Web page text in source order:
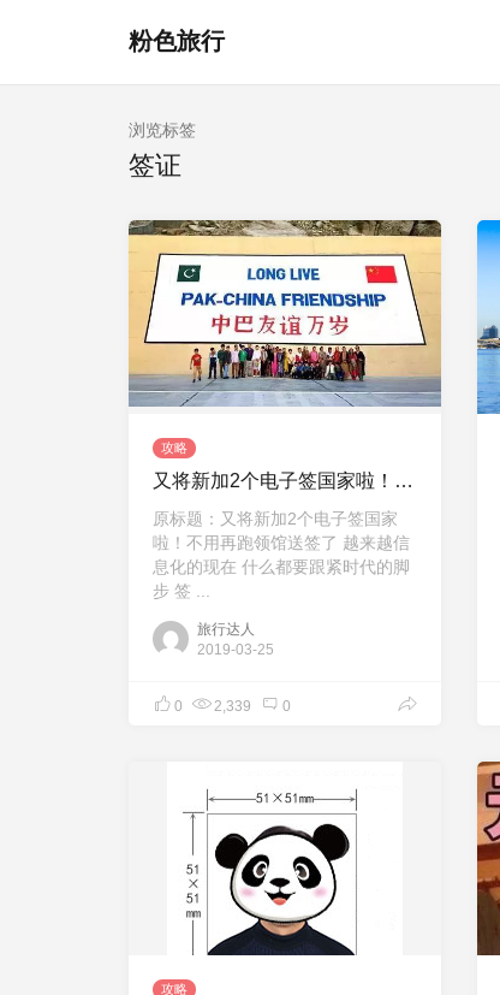
粉色旅行
浏览标签
签证
攻略
又将新加2个电子签国家啦！不用再跑领馆送签了
原标题：又将新加2个电子签国家
啦！不用再跑领馆送签了 越来越信
息化的现在 什么都要跟紧时代的脚
步 签 ...
旅行达人
2019-03-25
0 2,339 0
攻略